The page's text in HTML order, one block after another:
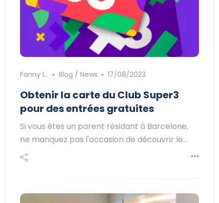
Fanny L. Blog / News 17/08/2023
Obtenir la carte du Club Super3
pour des entrées gratuites
Si vous êtes un parent résidant à Barcelone,
ne manquez pas l'occasion de découvrir le…